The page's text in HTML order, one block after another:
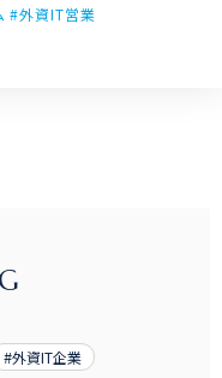
#外資IT営業
外資IT企業